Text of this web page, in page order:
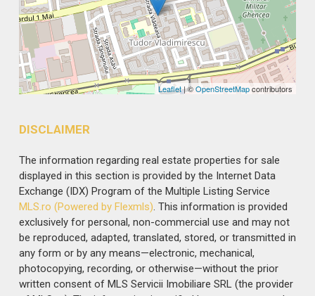
Leaflet| ©OpenStreetMapcontributors
DISCLAIMER
The information regarding real estate properties for sale
displayed in this section is provided by the Internet Data
Exchange (IDX) Program of the Multiple Listing Service
MLS.ro (Powered by Flexmls) . This information is provided
exclusively for personal, non-commercial use and may not
be reproduced, adapted, translated, stored, or transmitted in
any form or by any means—electronic, mechanical,
photocopying, recording, or otherwise—without the prior
written consent of MLS Servicii Imobiliare SRL (the provider